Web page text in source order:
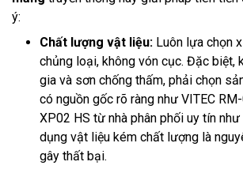
ý:
Chất lượng vật liệu: Luôn lựa chọn
chủng loại, không vón cục. Đặc biệt,
gia và sơn chống thấm, phải chọn
có nguồn gốc rõ ràng như VITEC
XP02 HS từ nhà phân phối uy tín
dụng vật liệu kém chất lượng là
gây thất bại.